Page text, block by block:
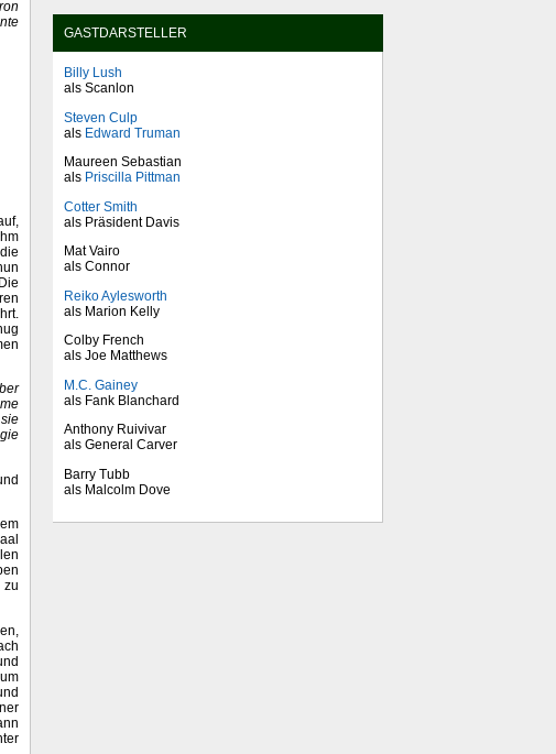
zu
GASTDARSTELLER
Billy Lush
als Scanlon
Steven Culp
als Edward Truman
Maureen Sebastian
als Priscilla Pittman
Cotter Smith
als Präsident Davis
Mat Vairo
als Connor
Reiko Aylesworth
als Marion Kelly
Colby French
als Joe Matthews
M.C. Gainey
als Fank Blanchard
Anthony Ruivivar
als General Carver
Barry Tubb
als Malcolm Dove